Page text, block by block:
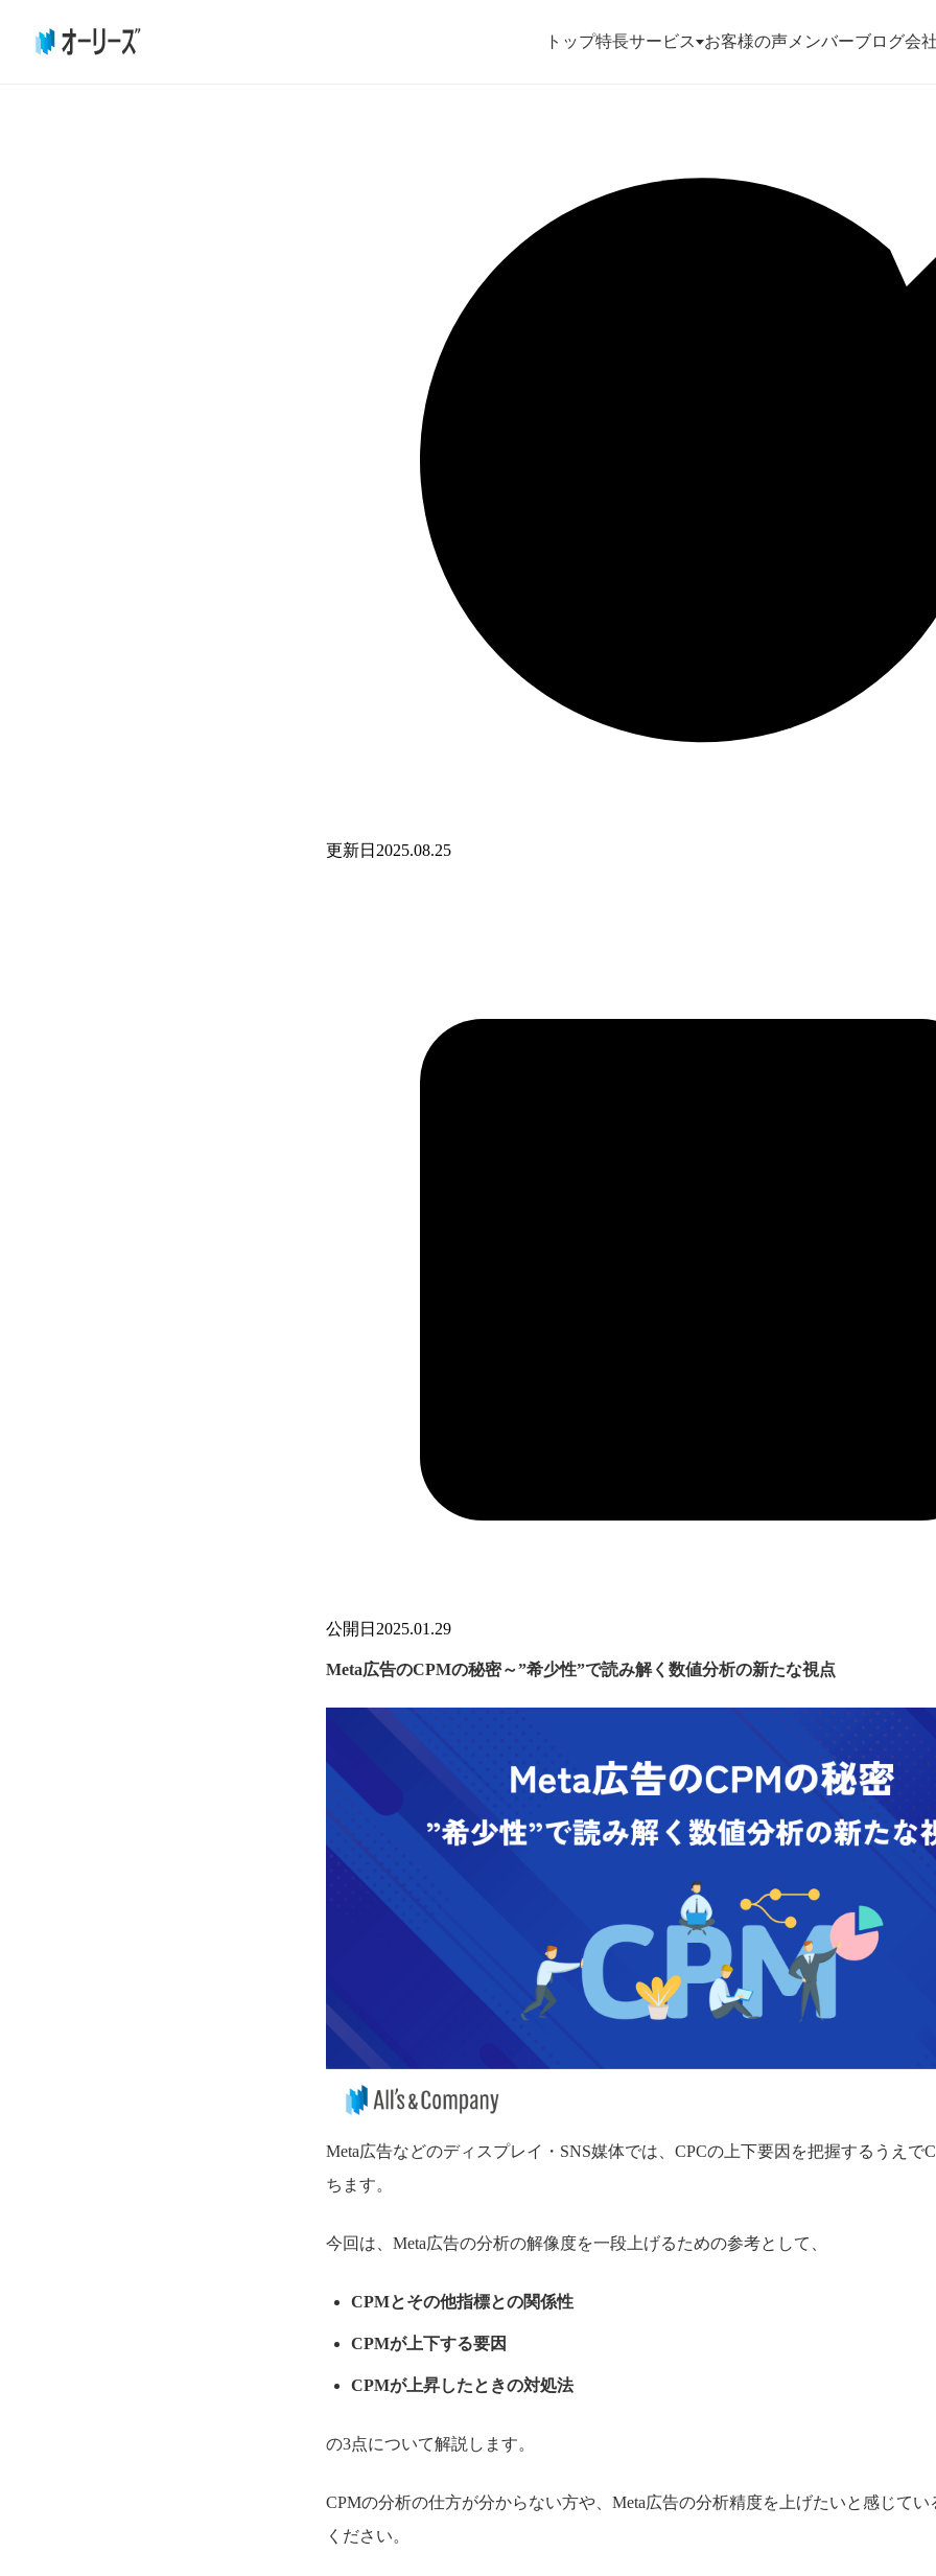
トップ特長サービス お客様の声 メンバーブログ会
更新日 2025.08.25
公開日 2025.01.29
Meta広告のCPMの秘密～”希少性”で読み解く数値分析の新たな視点
Meta広告などのディスプレイ・SNS媒体では、CPCの上下要因を把握するうえで
ちます。
今回は、Meta広告の分析の解像度を一段上げるための参考として、
CPMとその他指標との関係性
CPMが上下する要因
CPMが上昇したときの対処法
の3点について解説します。
CPMの分析の仕方が分からない方や、Meta広告の分析精度を上げたいと感じてい
ください。